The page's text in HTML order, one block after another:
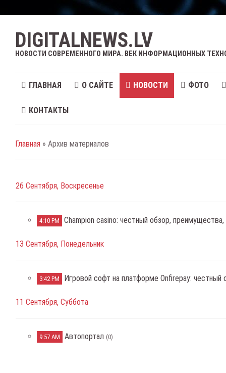
DIGITALNEWS.LV
НОВОСТИ СОВРЕМЕННОГО МИРА. ВЕК ИНФОРМАЦИОННЫХ
ГЛАВНАЯ О САЙТЕ НОВОСТИ ФОТО
КОНТАКТЫ
Главная » Архив материалов
26 Сентября, Воскресенье
4:10 PM Champion casino: честный обзор,
13 Сентября, Понедельник
3:42 PM Игровой софт на платформе Onfirepay:
11 Сентября, Суббота
9:57 AM Автопортал (0)